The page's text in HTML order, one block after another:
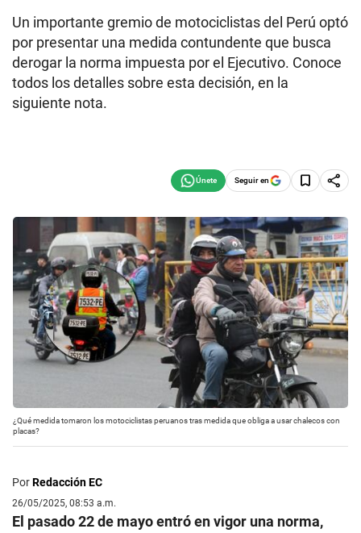
Un importante gremio de motociclistas del Perú optó
por presentar una medida contundente que busca
derogar la norma impuesta por el Ejecutivo. Conoce
todos los detalles sobre esta decisión, en la
siguiente nota.
Seguir en
¿Qué medida tomaron los motociclistas peruanos tras medida que obliga a usar chalecos con
placas?
PorRedacción EC
26/05/2025, 08:53 a.m.
El pasado 22 de mayo entró en vigor una norma,